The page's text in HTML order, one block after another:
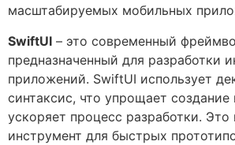
масштабируемых мобильных
SwiftUI – это современный
предназначенный для разработки
приложений. SwiftUI использует
синтаксис, что упрощает создание
ускоряет процесс разработки. Это
инструмент для быстрых